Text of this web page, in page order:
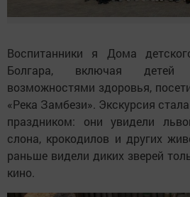
Воспитанники я Дома
Болгара, включая детей
возможностями здоровья,
«Река Замбези». Экскурсия
праздником: они увидели
слона, крокодилов и других
раньше видели диких зверей
кино.